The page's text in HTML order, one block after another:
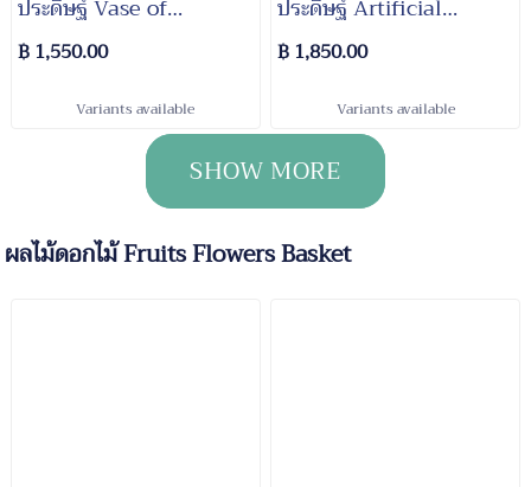
ประดิษฐ์ Vase of
Artificial Flowers
฿ 1,550.00
Variants available
ประดิษฐ์ Artificial
Flowers in Vase
฿ 1,850.00
Variants available
SHOW MORE
ผลไม้ดอกไม้ Fruits Flowers Basket